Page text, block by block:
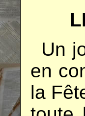
Un
en
la